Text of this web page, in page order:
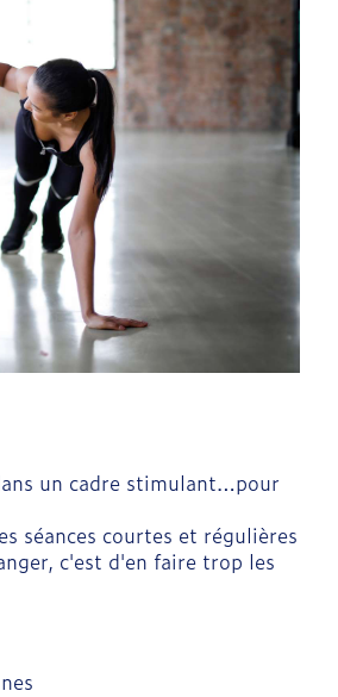
un cadre stimulant…pour
séances courtes et régulières
c'est d'en faire trop les